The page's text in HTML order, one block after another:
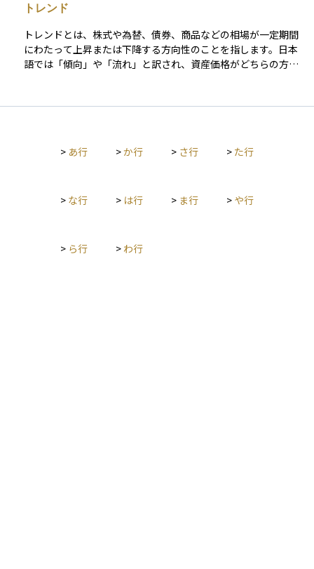
は、短期（例：5日）、中期（例：25日）、長期（例：75日や2
00日）といったさまざまな期間の移動平均線が使われ、それぞ
れが売買のタイミングを見極める目安とされます。特に初心者
でも視覚的にトレンドを把握しやすいため、テクニカル分析の
基本として広く利用されています。
トレンド
トレンドとは、株式や為替、債券、商品などの相場が一定期間
にわたって上昇または下降する方向性のことを指します。日本
語では「傾向」や「流れ」と訳され、資産価格がどちらの方向
けている状態は「下降トレンド」と呼ばれます。 相場には、常
えでの重要なヒントになります。特にチャート分析（テクニカ
投資することは、リスクを抑えながら利益を狙うための基本的
感覚としてトレンドの理解はとても役立ちます。
> あ行 >か行 > さ行 > た行
> な行 > は行 > ま行 > や行
> ら行 > わ行